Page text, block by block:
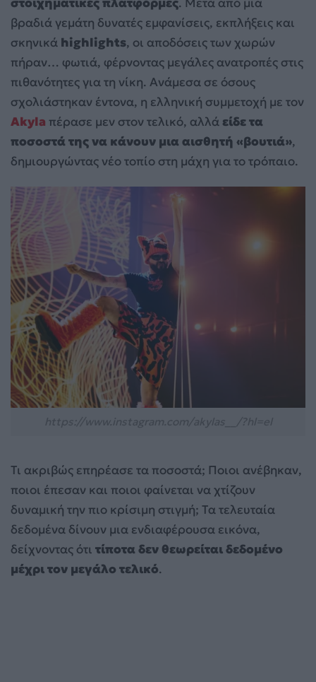
βραδιά γεμάτη δυνατές εμφανίσεις, εκπλήξεις και
σκηνικά highlights, οι αποδόσεις των χωρών
πήραν… φωτιά, φέρνοντας μεγάλες ανατροπές στις
πιθανότητες για τη νίκη. Ανάμεσα σε όσους
σχολιάστηκαν έντονα, η ελληνική συμμετοχή με τον
Akyla πέρασε μεν στον τελικό, αλλά είδε τα
ποσοστά της να κάνουν μια αισθητή «βουτιά»,
δημιουργώντας νέο τοπίο στη μάχη για το τρόπαιο.
Τι ακριβώς επηρέασε τα ποσοστά; Ποιοι ανέβηκαν,
ποιοι έπεσαν και ποιοι φαίνεται να χτίζουν
δυναμική την πιο κρίσιμη στιγμή; Τα τελευταία
δεδομένα δίνουν μια ενδιαφέρουσα εικόνα,
δείχνοντας ότι τίποτα δεν θεωρείται δεδομένο
μέχρι τον μεγάλο τελικό.